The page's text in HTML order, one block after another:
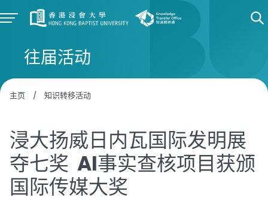
往届活动
主页 / 知识转移活动
浸大扬威日内瓦国际发明展
夺七奖 AI事实查核项目获颁
国际传媒大奖